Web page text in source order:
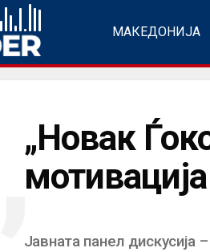
МАКЕДОНИЈА
„Новак
„
Јавната панел дискусија